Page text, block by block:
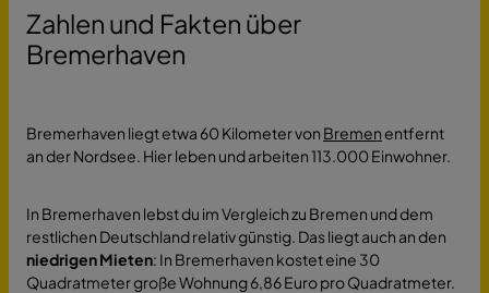
Zahlen und Fakten über
Bremerhaven
Bremerhaven liegt etwa 60 Kilometer von Bremenentfernt
an der Nordsee. Hier leben und arbeiten 113.000 Einwohner.
In Bremerhaven lebst du im Vergleich zu Bremen und dem
restlichen Deutschland relativ günstig. Das liegt auch an den
niedrigen Mieten: In Bremerhaven kostet eine 30
Quadratmeter große Wohnung 6,86 Euro pro Quadratmeter.